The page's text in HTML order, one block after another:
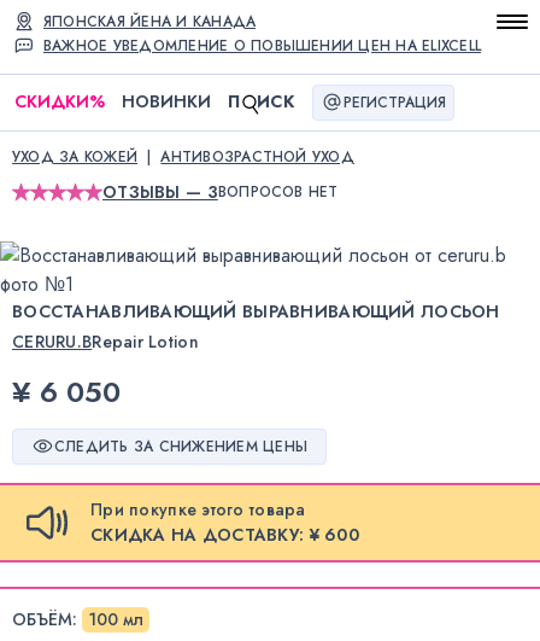
ВАЖНОЕ УВЕДОМЛЕНИЕ О ПОВЫШЕНИИ ЦЕН НА ELIXCELL
ЯПОНСКАЯ ЙЕНА И КАНАДА
СКИДКИ% НОВИНКИ П ИСК РЕГИСТРАЦИЯ
УХОД ЗА КОЖЕЙ АНТИВОЗРАСТНОЙ УХОД
ОТЗЫВЫ — 3ВОПРОСОВ НЕТ
ВОССТАНАВЛИВАЮЩИЙ ВЫРАВНИВАЮЩИЙ ЛОСЬОН
CERURU.BRepair Lotion
¥ 6 050
СЛЕДИТЬ ЗА СНИЖЕНИЕМ ЦЕНЫ
При покупке этого товара
СКИДКА НА ДОСТАВКУ: ¥ 600
ОБЪЁМ: 100 мл